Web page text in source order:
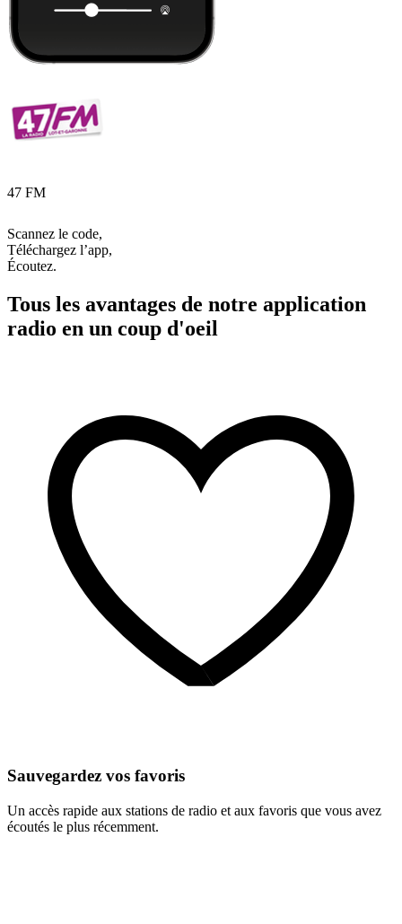
47 FM
Scannez le code,
Téléchargez l’app,
Écoutez.
Tous les avantages de notre application
radio en un coup d'oeil
Sauvegardez vos favoris
Un accès rapide aux stations de radio et aux favoris que vous avez
écoutés le plus récemment.